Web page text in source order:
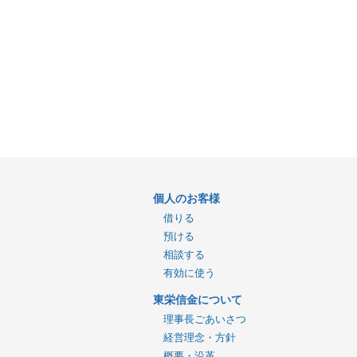
個人のお客様
借りる
預ける
相談する
有効に使う
東栄信金について
理事長ごあいさつ
経営理念・方針